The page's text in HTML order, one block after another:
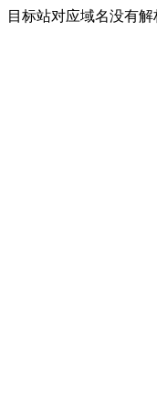
目标站对应域名没有解